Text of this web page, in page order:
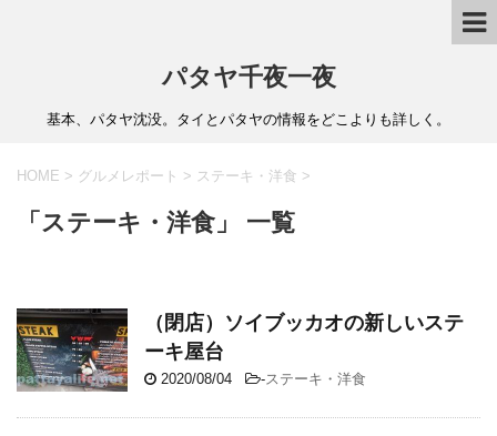
パタヤ千夜一夜
基本、パタヤ沈没。タイとパタヤの情報をどこよりも詳しく。
HOME > グルメレポート > ステーキ・洋食 >
「ステーキ・洋食」 一覧
（閉店）ソイブッカオの新しいステ
ーキ屋台
2020/08/04 -ステーキ・洋食